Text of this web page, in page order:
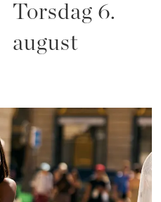
Torsdag 6.
august